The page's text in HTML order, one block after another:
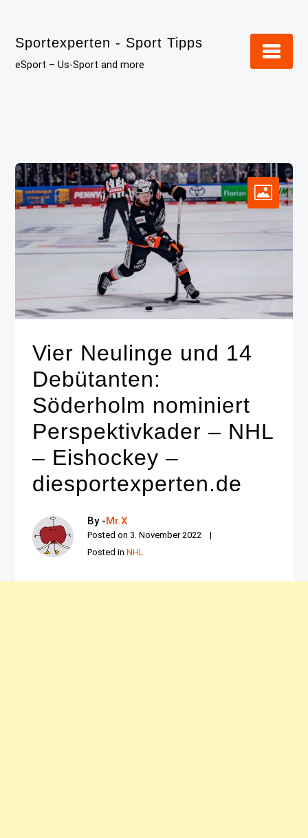
content
Sportexperten - Sport Tipps
eSport – Us-Sport and more
Vier Neulinge und 14
Debütanten:
Söderholm nominiert
Perspektivkader – NHL
– Eishockey –
diesportexperten.de
By -Mr.X
Posted on 3. November 2022
Posted inNHL